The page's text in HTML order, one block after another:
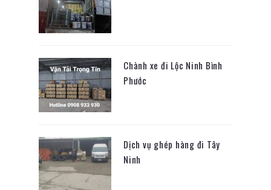
Chành xe đi Lộc Ninh Bình
Phước
Dịch vụ ghép hàng đi Tây
Ninh